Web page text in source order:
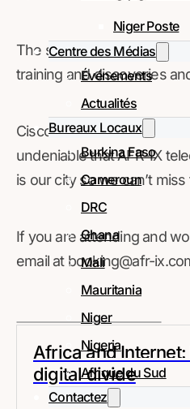
Niger Poste
Centre des Médias
Événements
Actualités
Bureaux Locaux
Burkina Faso
Cameroun
DRC
Ghana
Mali
Mauritania
Niger
Nigeria
Afrique du Sud
Contactez
The summit offers
training and discoveries
Cisco Live! is an
undeniable that AFR-IX
is our city so we can’t
If you are attending and
email at booking@afr-
Africa and
digital divide